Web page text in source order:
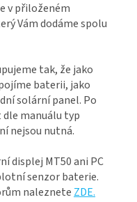
v přiloženém
Vám dodáme spolu
tak, že jako
baterii, jako
solární panel. Po
manuálu typ
nejsou nutná.
displej MT50 ani PC
senzor baterie.
naleznete ZDE.